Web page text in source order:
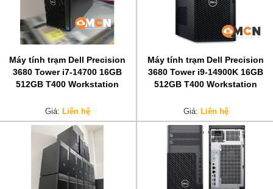
Máy tính trạm Dell Precision
3680 Tower i7-14700 16GB
512GB T400 Workstation
Giá: Liên hệ
Máy tính trạm Dell Precision
3680 Tower i9-14900K 16GB
512GB T400 Workstation
Giá: Liên hệ